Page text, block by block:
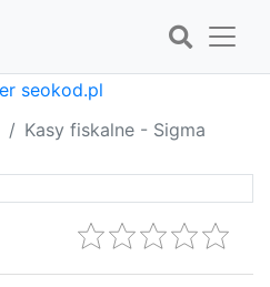
Kasy fiskalne - Sigma